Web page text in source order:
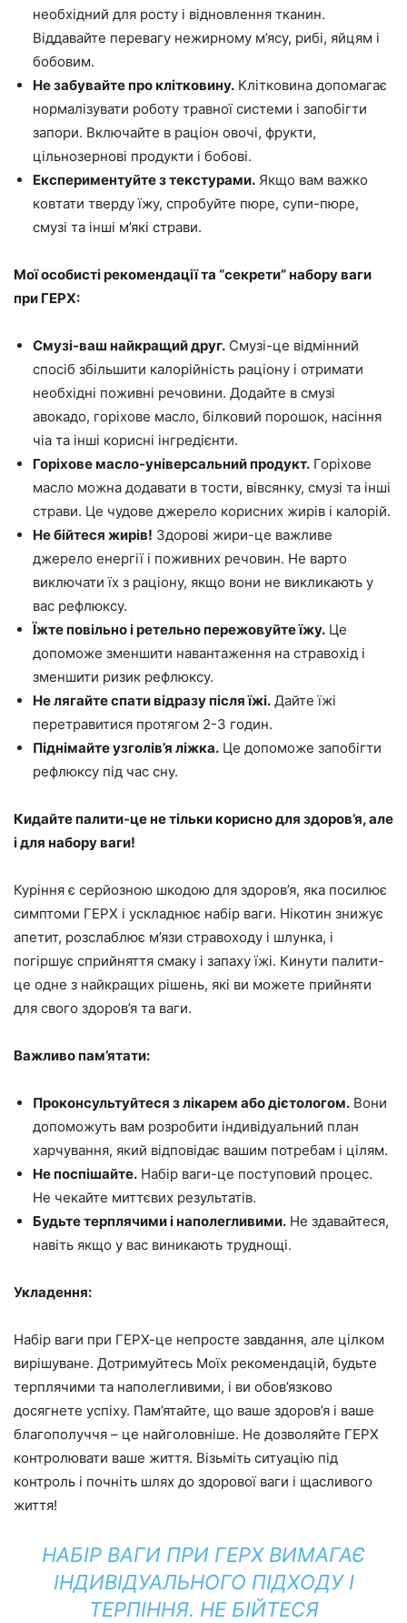
необхідний для росту і відновлення тканин.
Віддавайте перевагу нежирному м’ясу, рибі, яйцям і
бобовим.
Не забувайте про клітковину. Клітковина допомагає
нормалізувати роботу травної системи і запобігти
запори. Включайте в раціон овочі, фрукти,
цільнозернові продукти і бобові.
Експериментуйте з текстурами. Якщо вам важко
ковтати тверду їжу, спробуйте пюре, супи-пюре,
смузі та інші м’які страви.
Мої особисті рекомендації та “секрети” набору ваги
при ГЕРХ:
Смузі-ваш найкращий друг. Смузі-це відмінний
спосіб збільшити калорійність раціону і отримати
необхідні поживні речовини. Додайте в смузі
авокадо, горіхове масло, білковий порошок, насіння
чіа та інші корисні інгредієнти.
Горіхове масло-універсальний продукт. Горіхове
масло можна додавати в тости, вівсянку, смузі та інші
страви. Це чудове джерело корисних жирів і калорій.
Не бійтеся жирів! Здорові жири-це важливе
джерело енергії і поживних речовин. Не варто
виключати їх з раціону, якщо вони не викликають у
вас рефлюксу.
Їжте повільно і ретельно пережовуйте їжу. Це
допоможе зменшити навантаження на стравохід і
зменшити ризик рефлюксу.
Не лягайте спати відразу після їжі. Дайте їжі
перетравитися протягом 2-3 годин.
Піднімайте узголів’я ліжка. Це допоможе запобігти
рефлюксу під час сну.
Кидайте палити-це не тільки корисно для здоров’я, але
і для набору ваги!
Куріння є серйозною шкодою для здоров’я, яка посилює
симптоми ГЕРХ і ускладнює набір ваги. Нікотин знижує
апетит, розслаблює м’язи стравоходу і шлунка, і
погіршує сприйняття смаку і запаху їжі. Кинути палити-
це одне з найкращих рішень, які ви можете прийняти
для свого здоров’я та ваги.
Важливо пам’ятати:
Проконсультуйтеся з лікарем або дієтологом. Вони
допоможуть вам розробити індивідуальний план
харчування, який відповідає вашим потребам і цілям.
Не поспішайте. Набір ваги-це поступовий процес.
Не чекайте миттєвих результатів.
Будьте терплячими і наполегливими. Не здавайтеся,
навіть якщо у вас виникають труднощі.
Укладення:
Набір ваги при ГЕРХ-це непросте завдання, але цілком
вирішуване. Дотримуйтесь Моїх рекомендацій, будьте
терплячими та наполегливими, і ви обов’язково
досягнете успіху. Пам’ятайте, що ваше здоров’я і ваше
благополуччя – це найголовніше. Не дозволяйте ГЕРХ
контролювати ваше життя. Візьміть ситуацію під
контроль і почніть шлях до здорової ваги і щасливого
життя!
НАБІР ВАГИ ПРИ ГЕРХ ВИМАГАЄ
ІНДИВІДУАЛЬНОГО ПІДХОДУ І
ТЕРПІННЯ. НЕ БІЙТЕСЯ